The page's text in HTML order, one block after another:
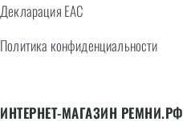
Декларация EAC
Политика конфиденциальности
ИНТЕРНЕТ-МАГАЗИН РЕМНИ.РФ